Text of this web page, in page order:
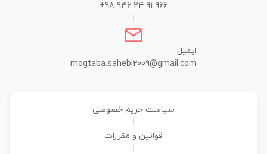
+98 936 24 91 966
ایمیل
mogtaba.sahebi2009@gmail.com
سیاست حریم خصوصی
قوانین و مقررات